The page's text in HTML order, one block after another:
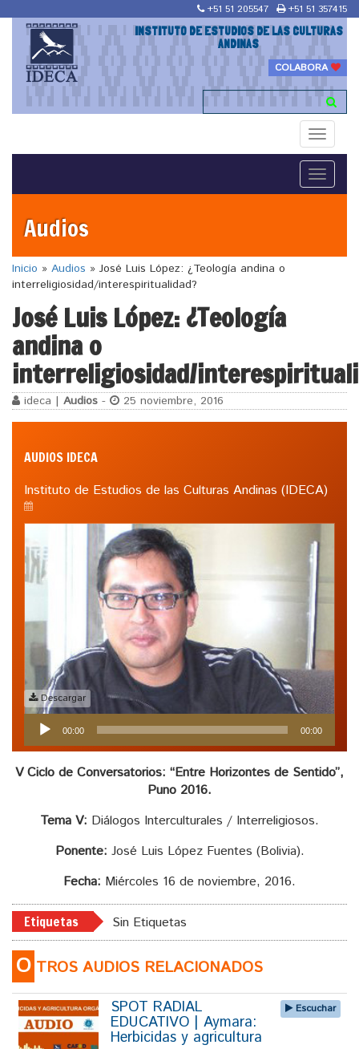
+51 51 205547 +51 51 357415
INSTITUTO DE ESTUDIOS DE LAS CULTURAS
ANDINAS
COLABORA
Toggle
Toggle
Audios
Inicio » Audios » José Luis López: ¿Teología andina o
interreligiosidad/interespiritualidad?
José Luis López: ¿Teología
andina o
interreligiosidad/
ideca | Audios - 25 noviembre, 2016
AUDIOS IDECA
Instituto de Estudios de las Culturas Andinas (IDECA)
Descargar
Reproductor
de
audio
00:00 00:00
V Ciclo de Conversatorios: “Entre Horizontes de Sentido”,
Puno 2016.
Tema V: Diálogos Interculturales / Interreligiosos.
Ponente: José Luis López Fuentes (Bolivia).
Fecha: Miércoles 16 de noviembre, 2016.
Etiquetas Sin Etiquetas
O TROS AUDIOS RELACIONADOS
SPOT RADIAL
EDUCATIVO | Aymara:
Herbicidas y agricultura
Escuchar